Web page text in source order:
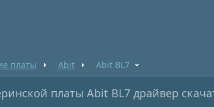
платы Abit Abit BL7
платы Abit BL7 драйвер